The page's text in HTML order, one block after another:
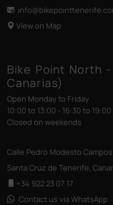
info@bikepointtenerife
View on Map
Bike Point North
Canarias)
Open Monday to Friday
10:00 to 13:00 - 16:30 to 19:00
Closed on weekends
Calle Pedro Modesto
Santa Cruz de Tenerife,
+34 922 23 07 17
Contact us via WhatsApp